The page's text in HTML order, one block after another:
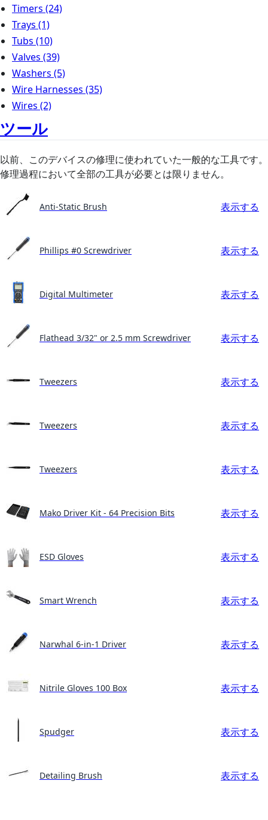
Timers (24)
Trays (1)
Tubs (10)
Valves (39)
Washers (5)
Wire Harnesses (35)
Wires (2)
ツール
以前、このデバイスの修理に使われていた一般的な工具です。
修理過程において全部の工具が必要とは限りません。
Anti-Static Brush 表示する
Phillips #0 Screwdriver 表示する
Digital Multimeter 表示する
Flathead 3/32" or 2.5 mm Screwdriver 表示する
Tweezers 表示する
Tweezers 表示する
Tweezers 表示する
Mako Driver Kit - 64 Precision Bits 表示する
ESD Gloves 表示する
Smart Wrench 表示する
Narwhal 6-in-1 Driver 表示する
Nitrile Gloves 100 Box 表示する
Spudger 表示する
Detailing Brush 表示する